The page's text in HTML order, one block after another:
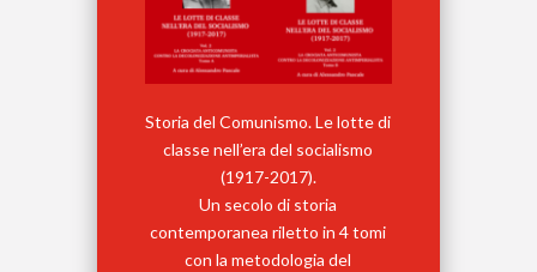
Storia del Comunismo. Le lotte di
classe nell’era del socialismo
(1917-2017).
Un secolo di storia
contemporanea riletto in 4 tomi
con la metodologia del